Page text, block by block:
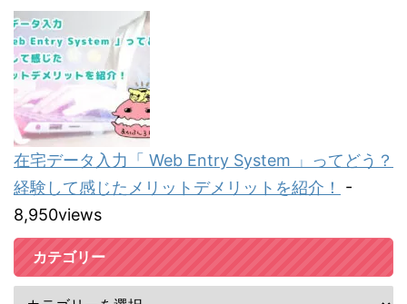
在宅データ入力「 Web Entry System 」ってどう？
経験して感じたメリットデメリットを紹介！
-
8,950views
カテゴリー